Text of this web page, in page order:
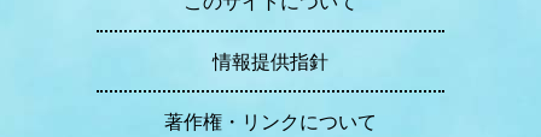
情報提供指針
著作権・リンクについて